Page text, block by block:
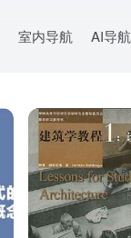
室内导航 AI导航